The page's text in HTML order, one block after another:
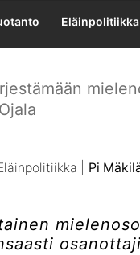
Eläinpolitiikka
Eläinpolitiikka Pi